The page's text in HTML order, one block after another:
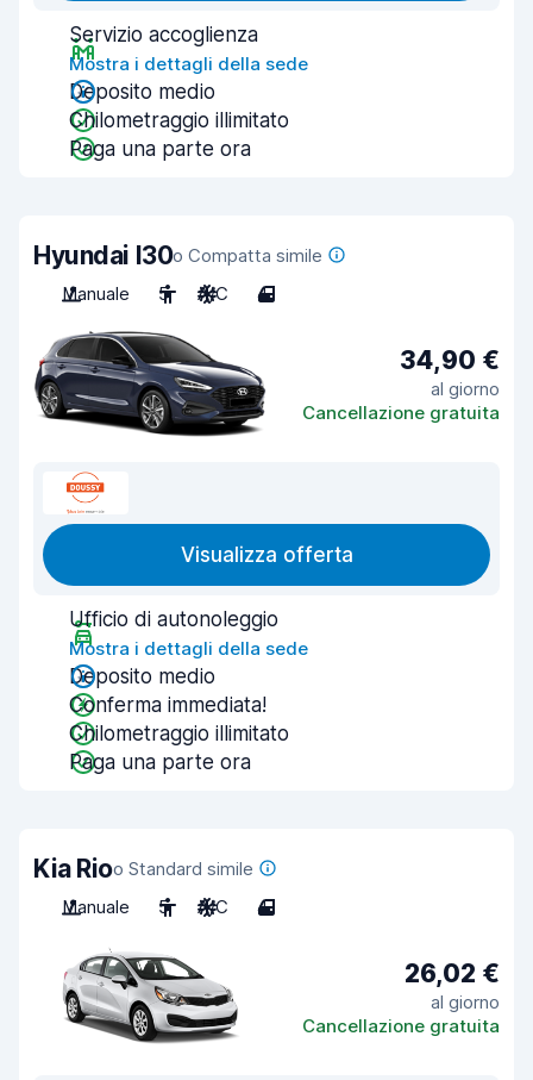
Servizio accoglienza
Mostra i dettagli della sede
Deposito medio
Chilometraggio illimitato
Paga una parte ora
Hyundai I30o Compatta simile
Manuale
5 A/C 4
34,90 €
al giorno
Cancellazione gratuita
Visualizza offerta
Ufficio di autonoleggio
Mostra i dettagli della sede
Deposito medio
Conferma immediata!
Chilometraggio illimitato
Paga una parte ora
Kia Rioo Standard simile
Manuale
5 A/C 4
26,02 €
al giorno
Cancellazione gratuita